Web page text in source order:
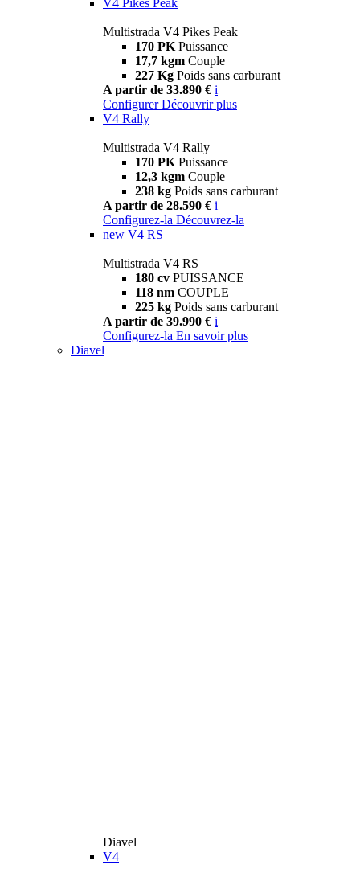
Multistrada V4 Pikes Peak
170 PK Puissance
17,7 kgm Couple
227 Kg Poids sans carburant
A partir de 33.890 € i
Configurer Découvrir plus
V4 Rally
Multistrada V4 Rally
170 PK Puissance
12,3 kgm Couple
238 kg Poids sans carburant
A partir de 28.590 € i
Configurez-la Découvrez-la
new V4 RS
Multistrada V4 RS
180 cv PUISSANCE
118 nm COUPLE
225 kg Poids sans carburant
A partir de 39.990 € i
Configurez-la En savoir plus
Diavel
Diavel
V4